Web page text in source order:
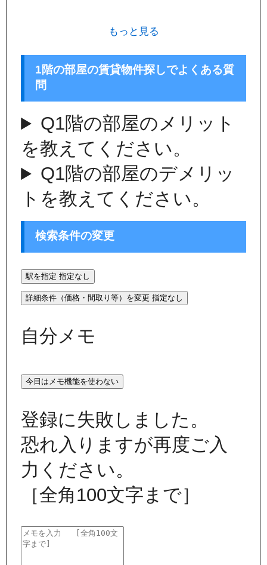
もっと見る
1階の部屋の賃貸物件探しでよくある質
問
Q1階の部屋のメリット
を教えてください。
Q1階の部屋のデメリッ
トを教えてください。
検索条件の変更
駅を指定 指定なし
詳細条件（価格・間取り等）を変更 指定なし
自分メモ
今日はメモ機能を使わない
登録に失敗しました。
恐れ入りますが再度ご入
力ください。
［全角100文字まで］